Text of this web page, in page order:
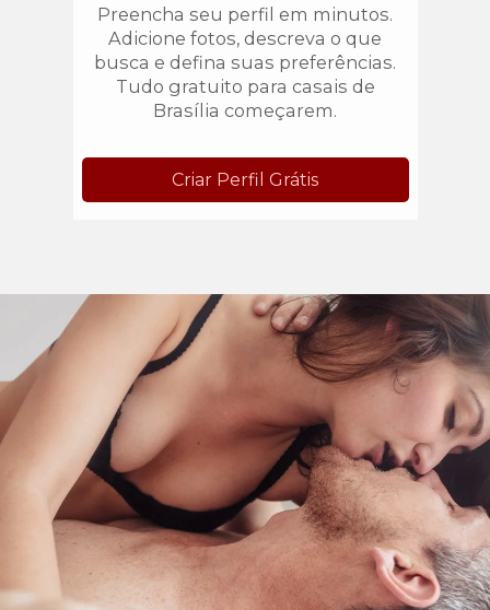
Preencha seu perfil em minutos.
Adicione fotos, descreva o que
busca e defina suas preferências.
Tudo gratuito para casais de
Brasília começarem.
Criar Perfil Grátis